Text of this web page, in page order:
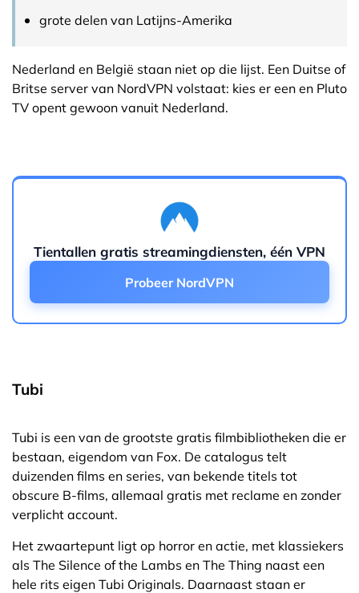
grote delen van Latijns-Amerika
Nederland en België staan niet op die lijst. Een Duitse of
Britse server van NordVPN volstaat: kies er een en Pluto
TV opent gewoon vanuit Nederland.
Tientallen gratis streamingdiensten, één VPN
Probeer NordVPN
Tubi
Tubi is een van de grootste gratis filmbibliotheken die er
bestaan, eigendom van Fox. De catalogus telt
duizenden films en series, van bekende titels tot
obscure B-films, allemaal gratis met reclame en zonder
verplicht account.
Het zwaartepunt ligt op horror en actie, met klassiekers
als The Silence of the Lambs en The Thing naast een
hele rits eigen Tubi Originals. Daarnaast staan er